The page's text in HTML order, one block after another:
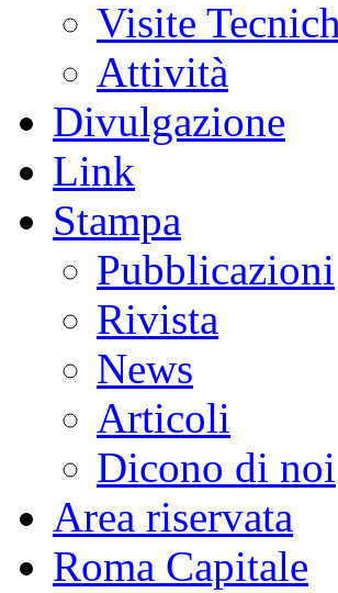
Visite
Attività
Divulgazione
Link
Stampa
Pubblicazioni
Rivista
News
Articoli
Dicono di noi
Area riservata
Roma Capitale